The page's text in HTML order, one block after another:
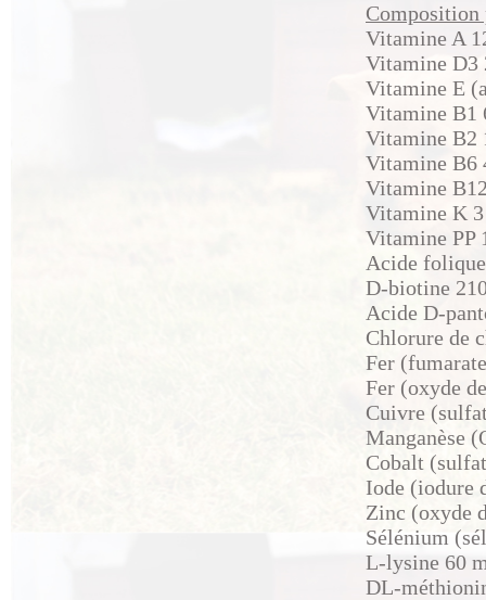
Composition
Vitamine A
Vitamine D3
Vitamine E
Vitamine B1
Vitamine B2
Vitamine B6
Vitamine
Vitamine K
Vitamine PP
Acide
D-biotine
Acide D-
Chlorure de
Fer
Fer (oxyde
Cuivre
Manganèse
Cobalt
Iode (iodure
Zinc (oxyde
Sélénium
L-lysine 60
DL-